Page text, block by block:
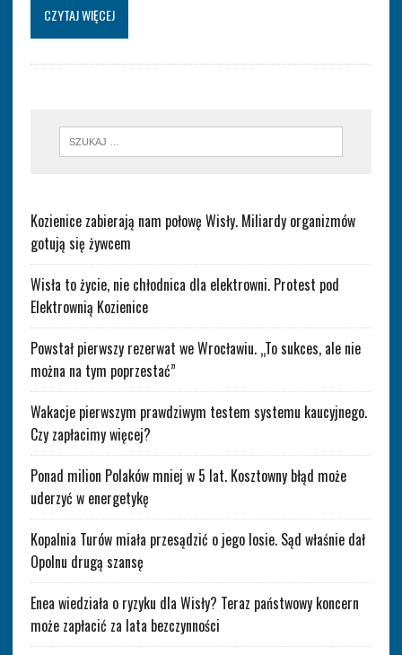
CZYTAJ WIĘCEJ
Kozienice zabierają nam połowę Wisły. Miliardy organizmów
gotują się żywcem
Wisła to życie, nie chłodnica dla elektrowni. Protest pod
Elektrownią Kozienice
Powstał pierwszy rezerwat we Wrocławiu. „To sukces, ale nie
można na tym poprzestać”
Wakacje pierwszym prawdziwym testem systemu kaucyjnego.
Czy zapłacimy więcej?
Ponad milion Polaków mniej w 5 lat. Kosztowny błąd może
uderzyć w energetykę
Kopalnia Turów miała przesądzić o jego losie. Sąd właśnie dał
Opolnu drugą szansę
Enea wiedziała o ryzyku dla Wisły? Teraz państwowy koncern
może zapłacić za lata bezczynności